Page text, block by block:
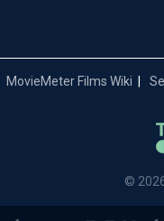
MovieMeter Films Wiki
©